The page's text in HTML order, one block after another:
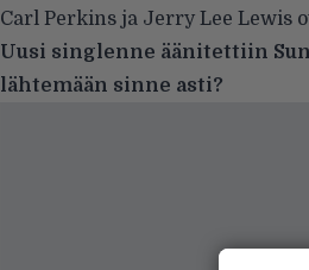
Carl Perkins ja Jerry Lee Lewis
Uusi singlenne äänitettiin
lähtemään sinne asti?